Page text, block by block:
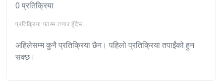
0 प्रतिक्रिया
प्रतिक्रिया फारम तयार हुँदैछ...
अहिलेसम्म कुनै प्रतिक्रिया छैन। पहिलो प्रतिक्रिया तपाईंको हुन
सक्छ।